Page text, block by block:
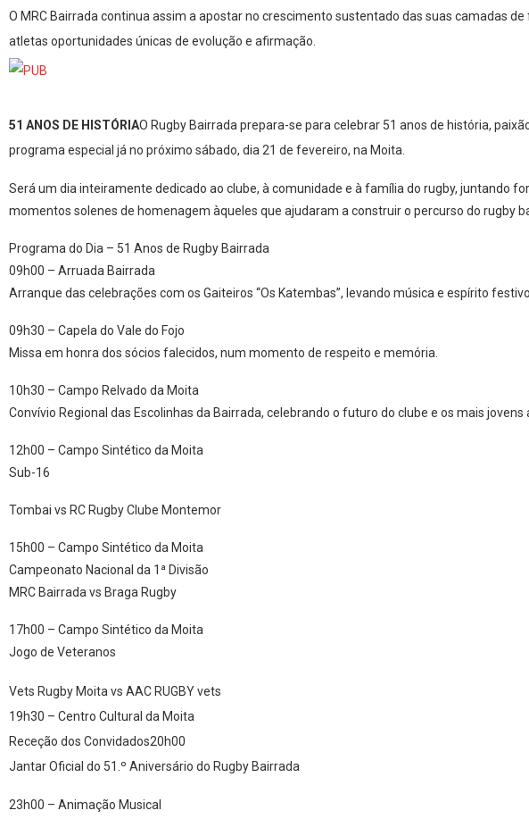
O MRC Bairrada continua assim a apostar no crescimento sustentado das suas camadas
atletas oportunidades únicas de evolução e afirmação.
51 ANOS DE HISTÓRIAO Rugby Bairrada prepara-se para celebrar 51 anos de história,
programa especial já no próximo sábado, dia 21 de fevereiro, na Moita.
Será um dia inteiramente dedicado ao clube, à comunidade e à família do rugby, juntando
momentos solenes de homenagem àqueles que ajudaram a construir o percurso do rugby
Programa do Dia – 51 Anos de Rugby Bairrada
09h00 – Arruada Bairrada
Arranque das celebrações com os Gaiteiros “Os Katembas”, levando música e espírito
09h30 – Capela do Vale do Fojo
Missa em honra dos sócios falecidos, num momento de respeito e memória.
10h30 – Campo Relvado da Moita
Convívio Regional das Escolinhas da Bairrada, celebrando o futuro do clube e os mais jovens
12h00 – Campo Sintético da Moita
Sub-16
Tombai vs RC Rugby Clube Montemor
15h00 – Campo Sintético da Moita
Campeonato Nacional da 1ª Divisão
MRC Bairrada vs Braga Rugby
17h00 – Campo Sintético da Moita
Jogo de Veteranos
Vets Rugby Moita vs AAC RUGBY vets
19h30 – Centro Cultural da Moita
Receção dos Convidados20h00
Jantar Oficial do 51.º Aniversário do Rugby Bairrada
23h00 – Animação Musical